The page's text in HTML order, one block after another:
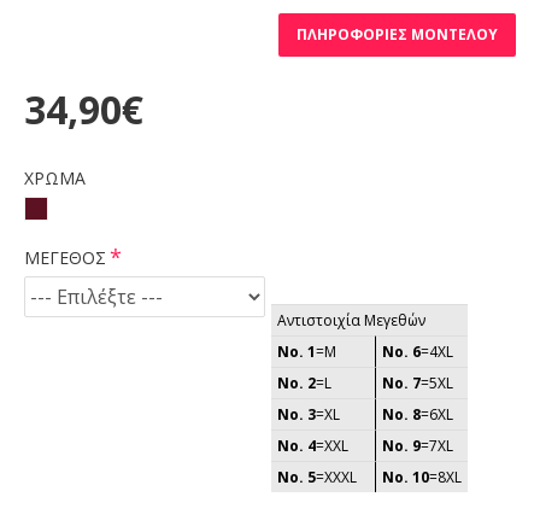
ΠΛΗΡΟΦΟΡΊΕΣ ΜΟΝΤΈΛΟΥ
34,90€
ΧΡΩΜΑ
ΜΕΓΕΘΟΣ
Αντιστοιχία Μεγεθών
No. 1=M No. 6=4XL
No. 2=L No. 7=5XL
No. 3=XL No. 8=6XL
No. 4=XXL No. 9=7XL
No. 5=XXXL No. 10=8XL